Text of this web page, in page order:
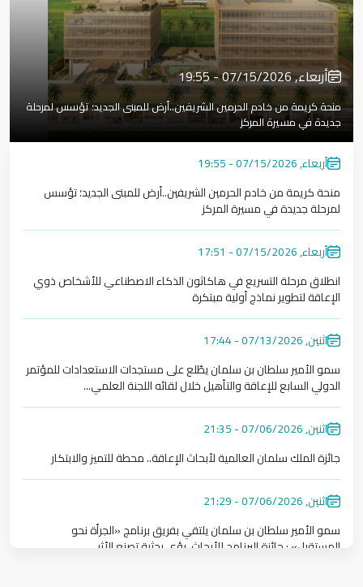
أربعاء, 07/15/2026 - 19:55
منحة كريمة من خادم الحرمين الشريفين..أرض للمبنى الجديد؛ تؤسس لمرحلة
جديدة في مسيرة المركز
أربعاء, 07/15/2026 - 19:55
منحة كريمة من خادم الحرمين الشريفين..أرض للمبنى الجديد؛ تؤسس
لمرحلة جديدة في مسيرة المركز
منحة كريمة من خادم الحرمين الشريفين..أرض للمبنى الجديد؛
أربعاء, 07/15/2026 - 17:51
انطلاق مرحلة التسريع في هاكاثون الذكاء الاصطناعي للأشخاص ذوي
الإعاقة لتطوير نماذج أولية مبتكرة
انطلاق مرحلة التسريع في هاكاثون الذكاء الاصطناعي للأشخاص
اثنين, 07/13/2026 - 17:44
سمو الأمير سلطان بن سلمان يطّلع على مستجدات الاستعدادات للمؤتمر
الدولي السابع للإعاقة والتأهيل خلال لقائه اللجنة العلمي...
سمو الأمير سلطان بن سلمان يطّلع على مستجدات الاستعدادات
اثنين, 07/06/2026 - 21:35
جائزة الملك سلمان العالمية لأبحاث الإعاقة.. محطة للتميز والابتكار
جائزة الملك سلمان العالمية لأبحاث الإعاقة.. محطة للتميز والابتكار
اثنين, 07/06/2026 - 21:29
سمو الأمير سلطان بن سلمان يلتقي بفريق برنامج «الجرأة نحو
المستقبل» : جائزة البرنامج للأبحاث، رؤى بحثية تصنع الأثر.